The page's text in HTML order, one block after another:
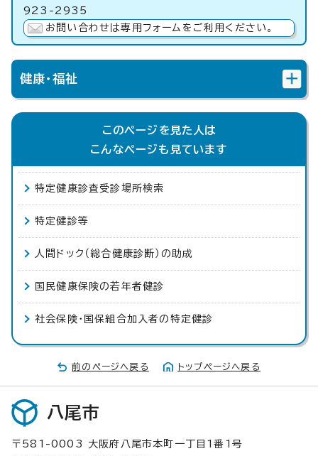
923-2935
お問い合わせは専用フォームをご利用ください。
健康・福祉
このページを見た人は
こんなページも見ています
特定健康診査受診場所検索
特定健診等
人間ドック（総合健康診断）の助成
国民健康保険の若年者健診
社会保険・国保組合加入者の特定健診
前のページへ戻る トップページへ戻る
八尾市
〒581-0003 大阪府八尾市本町一丁目1番1号